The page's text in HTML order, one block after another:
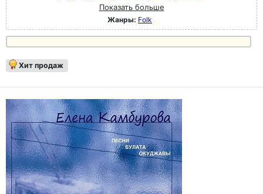
Показать больше
Жанры: Folk
Хит продаж